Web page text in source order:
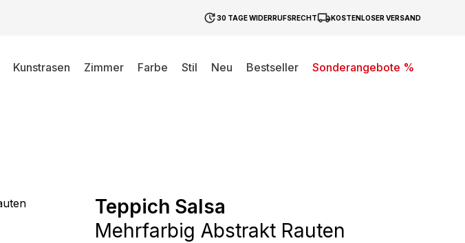
30 TAGE WIDERRUFSRECHT KOSTENLOSER VERSAND
Kunstrasen Zimmer Farbe Stil Neu Bestseller
Sonderangebote %
Teppich Salsa
Mehrfarbig Abstrakt Rauten